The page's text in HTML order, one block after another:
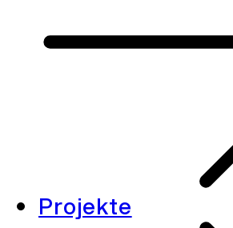
Projekte